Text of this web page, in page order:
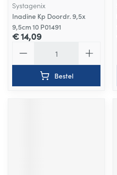
Systagenix
Inadine Kp Doordr. 9,5x
9,5cm 10 P01491
€ 14,09
Bestel